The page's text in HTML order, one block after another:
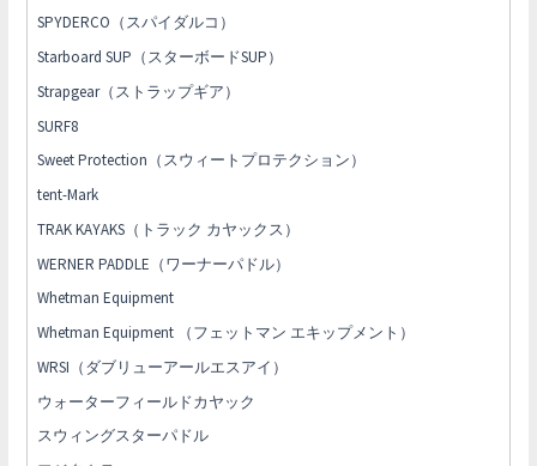
SPYDERCO（スパイダルコ）
Starboard SUP（スターボードSUP）
Strapgear（ストラップギア）
SURF8
Sweet Protection（スウィートプロテクション）
tent-Mark
TRAK KAYAKS（トラック カヤックス）
WERNER PADDLE（ワーナーパドル）
Whetman Equipment
Whetman Equipment （フェットマン エキップメント）
WRSI（ダブリューアールエスアイ）
ウォーターフィールドカヤック
スウィングスターパドル